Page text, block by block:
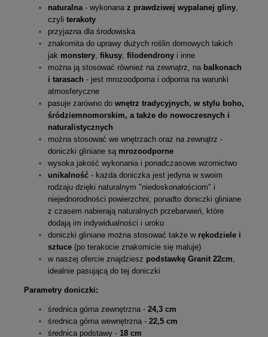
naturalna - wykonana z prawdziwej wypalanej gliny
czyli terakoty
przyjazna dla środowiska
znakomita do uprawy dużych roślin domowych takich
jak monstery fikusy filodendrony i inne
można ją stosować również na zewnątrz, na balkonach
i tarasach - jest mrozoodporna i odporna na warunki
atmosferyczne
pasuje zarówno do wnętrz tradycyjnych, w stylu boho,
śródziemnomorskim, a także do nowoczesnych i
naturalistycznych
można stosować we wnętrzach oraz na zewnątrz -
doniczki gliniane są mrozoodporne
wysoka jakość wykonania i ponadczasowe wzornictwo
unikalność - każda doniczka jest jedyna w swoim
rodzaju dzięki naturalnym "niedoskonałościom" i
niejednorodności powierzchni; ponadto doniczki gliniane
z czasem nabierają naturalnych przebarwień, które
dodają im indywidualności i uroku
doniczki gliniane można stosować także w rękodziele i
sztuce (po terakocie znakomicie się maluje)
w naszej ofercie znajdziesz podstawkę Granit 22cm
idealnie pasującą do tej doniczki
Parametry doniczki:
średnica górna zewnętrzna - 24,3 cm
średnica górna wewnętrzna - 22,5 cm
średnica podstawy - 18 cm